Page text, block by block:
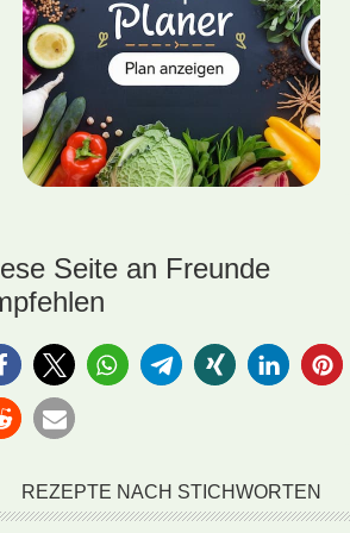
Seite an Freunde
REZEPTE NACH STICHWORTEN